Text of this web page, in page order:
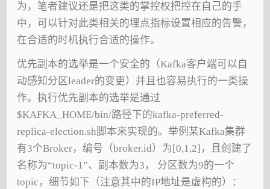
为，笔者建议还是把这类的掌控权把控在自己的手
中，可以针对此类相关的埋点指标设置相应的告警，
在合适的时机执行合适的操作。
优先副本的选举是一个安全的（Kafka客户端可以自
动感知分区leader的变更）并且也容易执行的一类操
作。执行优先副本的选举是通过
$KAFKA_HOME/bin/路径下的kafka-preferred-
replica-election.sh脚本来实现的。举例某Kafka集群
有3个Broker，编号（broker.id）为[0,1,2]，且创建了
名称为“topic-1”、副本数为3， 分区数为9的一个
topic，细节如下（注意其中的IP地址是虚构的）：